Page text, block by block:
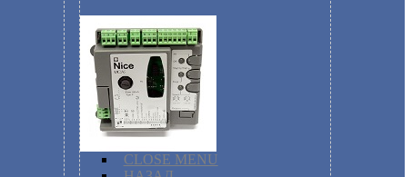
CLOSE MENU